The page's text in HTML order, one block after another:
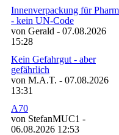
Innenverpackung für
- kein UN-Code
von Gerald - 07.08.2026
15:28
Kein Gefahrgut - aber
gefährlich
von M.A.T. - 07.08.2026
13:31
A70
von StefanMUC1 -
06.08.2026 12:53